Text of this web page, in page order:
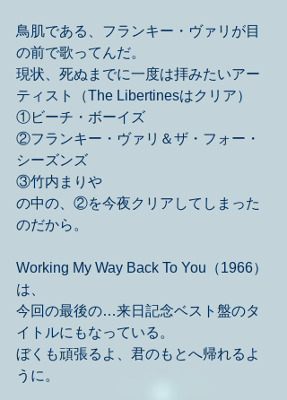
鳥肌である、フランキー・ヴァリが目
の前で歌ってんだ。
現状、死ぬまでに一度は拝みたいアー
ティスト（The Libertinesはクリア）
①ビーチ・ボーイズ
②フランキー・ヴァリ＆ザ・フォー・
シーズンズ
③竹内まりや
の中の、②を今夜クリアしてしまった
のだから。
Working My Way Back To You（1966）
は、
今回の最後の…来日記念ベスト盤のタ
イトルにもなっている。
ぼくも頑張るよ、君のもとへ帰れるよ
うに。